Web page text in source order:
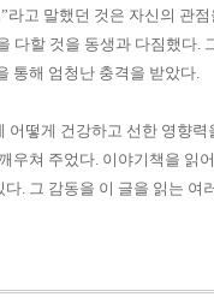
.”라고 말했던 것은 자신의 관
다할 것을 동생과 다짐했다.
통해 엄청난 충격을 받았다.
어떻게 건강하고 선한 영향
우쳐 주었다. 이야기책을 읽
다. 그 감동을 이 글을 읽는 여